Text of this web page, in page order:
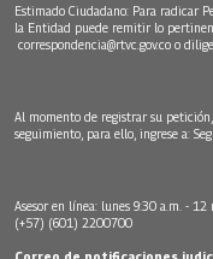
Estimado Ciudadano: Para radicar
la Entidad puede remitir lo
correspondencia@rtvc.gov.co o
Al momento de registrar su
seguimiento, para ello, ingrese a:
Asesor en línea: lunes 9:30 a.m. - 12
(+57) (601) 2200700